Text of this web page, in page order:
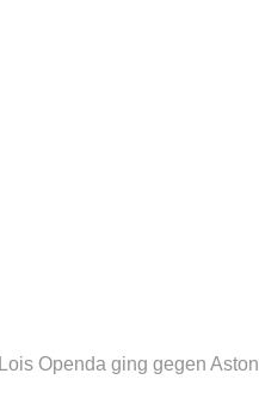
Lois Openda ging gegen